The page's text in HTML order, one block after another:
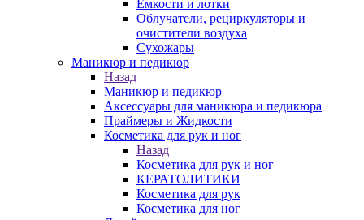
Емкости и лотки
Облучатели, рециркуляторы и
очистители воздуха
Сухожары
Маникюр и педикюр
Назад
Маникюр и педикюр
Аксессуары для маникюра и педикюра
Праймеры и Жидкости
Косметика для рук и ног
Назад
Косметика для рук и ног
КЕРАТОЛИТИКИ
Косметика для рук
Косметика для ног